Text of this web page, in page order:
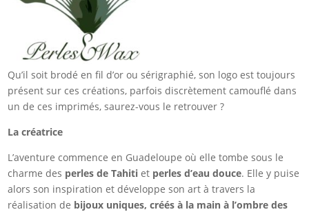
Qu’il soit brodé en fil d’or ou sérigraphié, son logo est toujours
présent sur ces créations, parfois discrètement camouflé dans
un de ces imprimés, saurez-vous le retrouver ?
La créatrice
L’aventure commence en Guadeloupe où elle tombe sous le
charme des perles de Tahiti et perles d’eau douce. Elle y puise
alors son inspiration et développe son art à travers la
réalisation de bijoux uniques, créés à la main à l’ombre des